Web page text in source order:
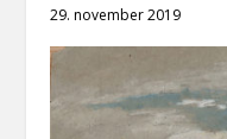
29. november 2019